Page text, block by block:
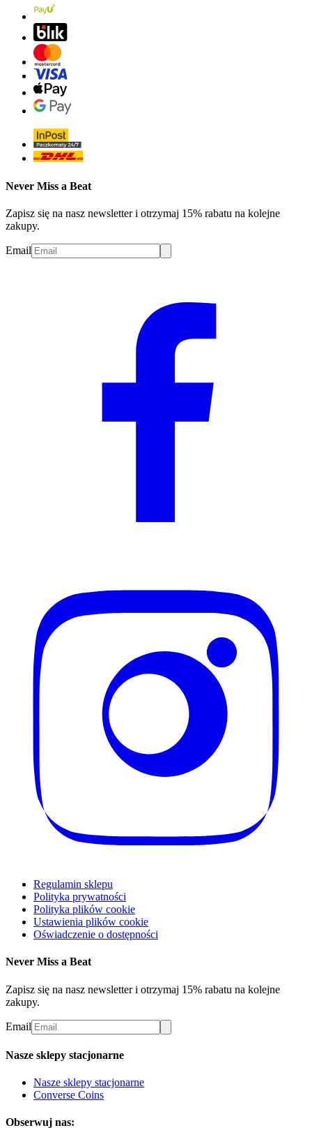
Never Miss a Beat
Zapisz się na nasz newsletter i otrzymaj 15% rabatu na kolejne
zakupy.
Email
Regulamin sklepu
Polityka prywatności
Polityka plików cookie
Ustawienia plików cookie
Oświadczenie o dostępności
Never Miss a Beat
Zapisz się na nasz newsletter i otrzymaj 15% rabatu na kolejne
zakupy.
Email
Nasze sklepy stacjonarne
Nasze sklepy stacjonarne
Converse Coins
Obserwuj nas: